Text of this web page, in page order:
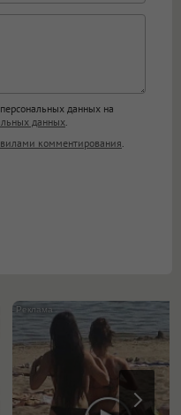
<s>, <big>,
<ul>, <ol>, <li>,
HTML,
будет
данных на
данных
комментирования